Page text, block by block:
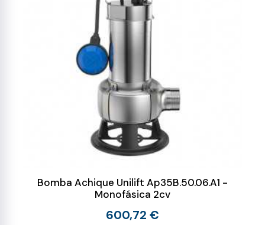
Bomba Achique Unilift Ap35B.50.06.A1 -
Monofásica 2cv
600,72 €